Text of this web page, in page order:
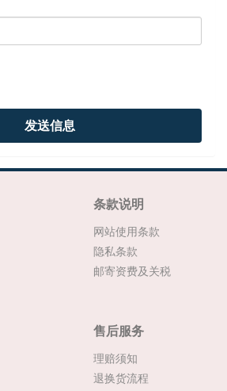
发送信息
条款说明
网站使用条款
隐私条款
邮寄资费及关税
售后服务
理赔须知
退换货流程